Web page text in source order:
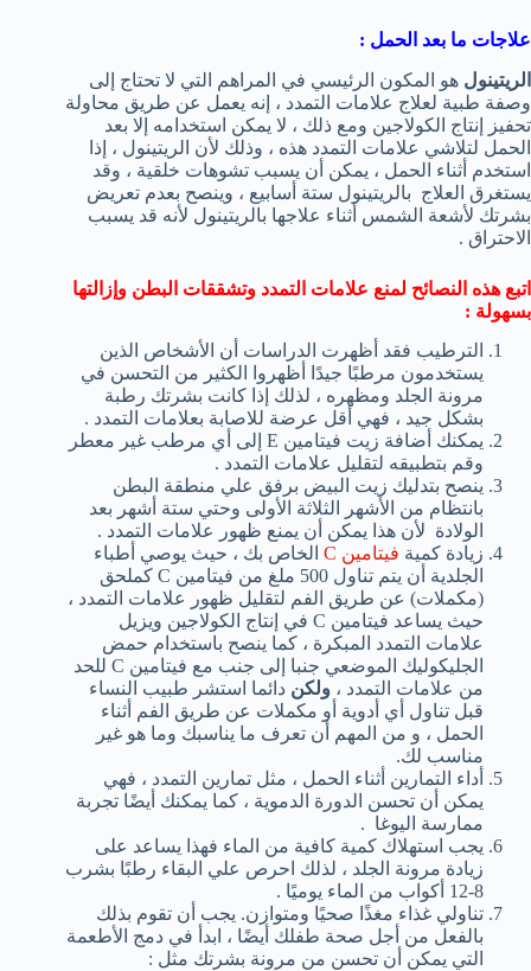
علاجات ما بعد الحمل :
الريتينول هو المكون الرئيسي في المراهم التي لا تحتاج إلى
وصفة طبية لعلاج علامات التمدد ، إنه يعمل عن طريق محاولة
تحفيز إنتاج الكولاجين ومع ذلك ، لا يمكن استخدامه إلا بعد
الحمل لتلاشي علامات التمدد هذه ، وذلك لأن الريتينول ، إذا
استخدم أثناء الحمل ، يمكن أن يسبب تشوهات خلقية ، وقد
يستغرق العلاج بالريتينول ستة أسابيع ، وينصح بعدم تعريض
بشرتك لأشعة الشمس أثناء علاجها بالريتينول لأنه قد يسبب
الاحتراق .
اتبع هذه النصائح لمنع علامات التمدد وتشققات البطن وإزالتها
بسهولة :
الترطيب فقد أظهرت الدراسات أن الأشخاص الذين
يستخدمون مرطبًا جيدًا أظهروا الكثير من التحسن في
مرونة الجلد ومظهره ، لذلك إذا كانت بشرتك رطبة
بشكل جيد ، فهي أقل عرضة للاصابة بعلامات التمدد .
يمكنك أضافة زيت فيتامين E إلى أي مرطب غير معطر
وقم بتطبيقه لتقليل علامات التمدد .
ينصح بتدليك زيت البيض برفق علي منطقة البطن
بانتظام من الأشهر الثلاثة الأولى وحتي ستة أشهر بعد
الولادة لأن هذا يمكن أن يمنع ظهور علامات التمدد .
زيادة كمية فيتامين C
الخاص بك ، حيث يوصي أطباء
الجلدية أن يتم تناول 500 ملغ من فيتامين C كملحق
(مكملات) عن طريق الفم لتقليل ظهور علامات التمدد ،
حيث يساعد فيتامين C في إنتاج الكولاجين ويزيل
علامات التمدد المبكرة ، كما ينصح باستخدام حمض
الجليكوليك الموضعي جنبا إلى جنب مع فيتامين C للحد
من علامات التمدد ، ولكن دائما استشر طبيب النساء
قبل تناول أي أدوية أو مكملات عن طريق الفم أثناء
الحمل ، و من المهم أن تعرف ما يناسبك وما هو غير
مناسب لك.
أداء التمارين أثناء الحمل ، مثل تمارين التمدد ، فهي
يمكن أن تحسن الدورة الدموية ، كما يمكنك أيضًا تجربة
ممارسة اليوغا .
يجب استهلاك كمية كافية من الماء فهذا يساعد على
زيادة مرونة الجلد ، لذلك احرص علي البقاء رطبًا بشرب
8-12 أكواب من الماء يوميًا .
تناولي غذاء مغذًا صحيًا ومتوازن. يجب أن تقوم بذلك
بالفعل من أجل صحة طفلك أيضًا ، ابدأ في دمج الأطعمة
التي يمكن أن تحسن من مرونة بشرتك مثل :